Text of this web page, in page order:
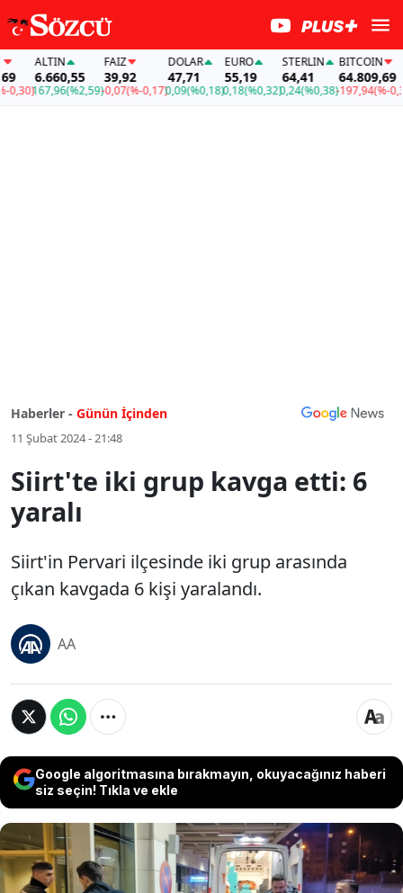
ALTIN
6.660,55
167,96(%2,59)
FAİZ
39,92
-0,07(%-0,17)
DOLAR
47,71
0,09(%0,18)
EURO
55,19
0,18(%0,32)
STERLIN
64,41
0,24(%0,38)
BITCOIN
64.809,69
-197,94(%-0,30)
Haberler - Günün İçinden
11 Şubat 2024 - 21:48
Siirt'te iki grup kavga etti: 6
yaralı
Siirt'in Pervari ilçesinde iki grup arasında
çıkan kavgada 6 kişi yaralandı.
AA
Google algoritmasına bırakmayın, okuyacağınız haberi
siz seçin! Tıkla ve ekle